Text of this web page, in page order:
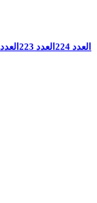
العدد 224 العدد 223 العدد 222